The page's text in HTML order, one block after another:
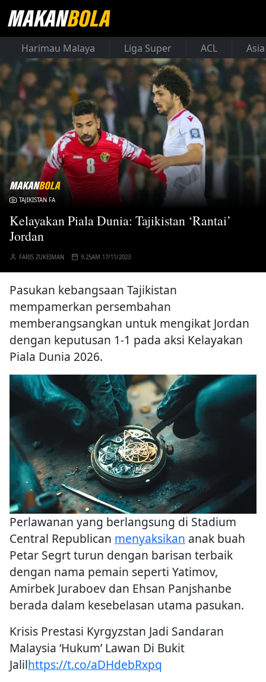
Harimau Malaya Liga Super ACL
TAJIKISTAN FA
Kelayakan Piala Dunia: Tajikistan ‘Rantai’
Jordan
FARIS ZUKEIMAN 9:25AM 17/11/2023
Pasukan kebangsaan Tajikistan
mempamerkan persembahan
memberangsangkan untuk mengikat Jordan
dengan keputusan 1-1 pada aksi Kelayakan
Piala Dunia 2026.
Perlawanan yang berlangsung di Stadium
Central Republican menyaksikan anak buah
Petar Segrt turun dengan barisan terbaik
dengan nama pemain seperti Yatimov,
Amirbek Juraboev dan Ehsan Panjshanbe
berada dalam kesebelasan utama pasukan.
Krisis Prestasi Kyrgyzstan Jadi Sandaran
Malaysia ‘Hukum’ Lawan Di Bukit
Jalilhttps://t.co/aDHdebRxpq